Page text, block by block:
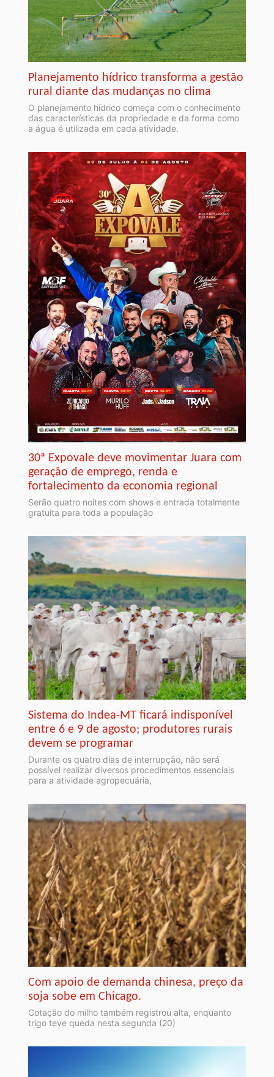
Planejamento hídrico transforma a gestão
rural diante das mudanças no clima
O planejamento hídrico começa com o conhecimento
das características da propriedade e da forma como
a água é utilizada em cada atividade.
30ª Expovale deve movimentar Juara com
geração de emprego, renda e
fortalecimento da economia regional
Serão quatro noites com shows e entrada totalmente
gratuita para toda a população
Sistema do Indea-MT ficará indisponível
entre 6 e 9 de agosto; produtores rurais
devem se programar
Durante os quatro dias de interrupção, não será
possível realizar diversos procedimentos essenciais
para a atividade agropecuária,
Com apoio de demanda chinesa, preço da
soja sobe em Chicago.
Cotação do milho também registrou alta, enquanto
trigo teve queda nesta segunda (20)